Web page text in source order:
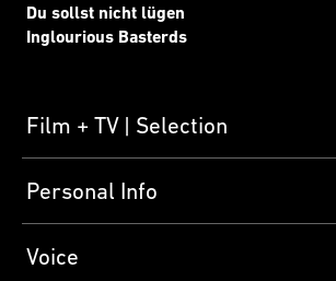
Du sollst nicht lügen
Inglourious Basterds
Film + TV Selection
Personal Info
Voice